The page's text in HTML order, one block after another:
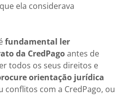
ela considerava
fundamental ler
da CredPagoantes de
todos os seus direitos e
orientação jurídica
conflitos com a CredPago, ou